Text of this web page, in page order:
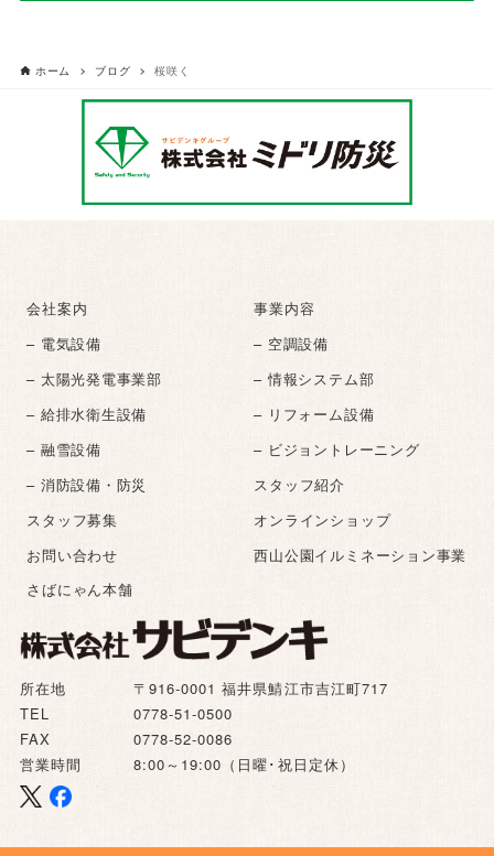
ホーム ブログ 桜咲く
所在地
〒916-0001 福井県鯖江市吉江町717
TEL
0778-51-0500
FAX
0778-52-0086
営業時間
8:00～19:00（日曜･祝日定休）
会社案内
事業内容
– 電気設備
– 空調設備
– 太陽光発電事業部
– 情報システム部
– 給排水衛生設備
– リフォーム設備
– 融雪設備
– ビジョントレーニング
– 消防設備・防災
スタッフ紹介
スタッフ募集
オンラインショップ
お問い合わせ
西山公園イルミネーション事業
さばにゃん本舗